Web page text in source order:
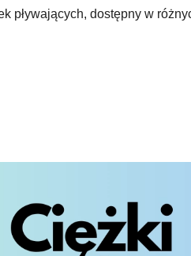
pływających, dostępny w